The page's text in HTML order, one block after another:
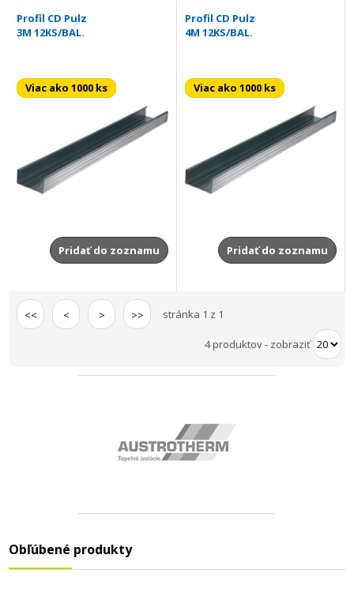
Profil CD Pulz
3M 12KS/BAL.
Viac ako 1000 ks
Pridať do zoznamu
Profil CD Pulz
4M 12KS/BAL.
Viac ako 1000 ks
Pridať do zoznamu
<< < > >> stránka 1 z 1
4 produktov- zobraziť
Obľúbené produkty